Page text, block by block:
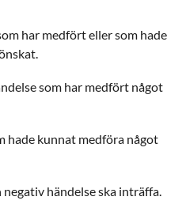
har medfört eller som hade
som har medfört något
hade kunnat medföra något
händelse ska inträffa.